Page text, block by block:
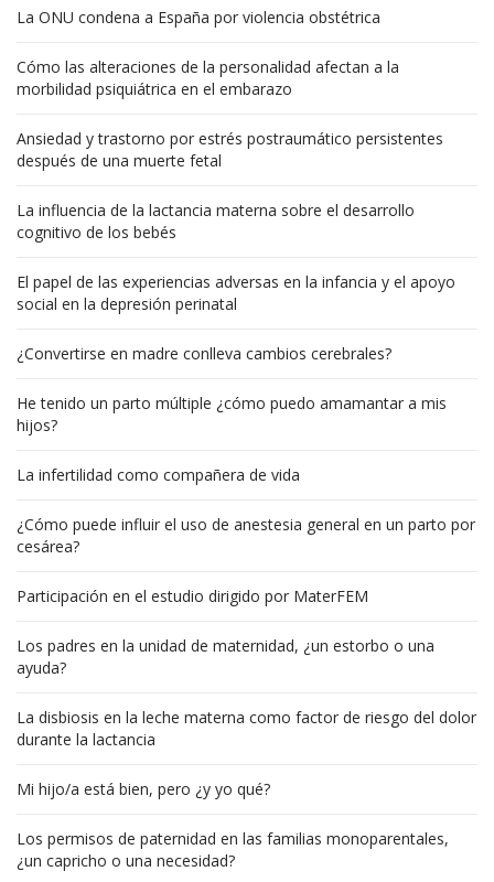
La ONU condena a España por violencia obstétrica
Cómo las alteraciones de la personalidad afectan a la
morbilidad psiquiátrica en el embarazo
Ansiedad y trastorno por estrés postraumático persistentes
después de una muerte fetal
La influencia de la lactancia materna sobre el desarrollo
cognitivo de los bebés
El papel de las experiencias adversas en la infancia y el apoyo
social en la depresión perinatal
¿Convertirse en madre conlleva cambios cerebrales?
He tenido un parto múltiple ¿cómo puedo amamantar a mis
hijos?
La infertilidad como compañera de vida
¿Cómo puede influir el uso de anestesia general en un parto por
cesárea?
Participación en el estudio dirigido por MaterFEM
Los padres en la unidad de maternidad, ¿un estorbo o una
ayuda?
La disbiosis en la leche materna como factor de riesgo del dolor
durante la lactancia
Mi hijo/a está bien, pero ¿y yo qué?
Los permisos de paternidad en las familias monoparentales,
¿un capricho o una necesidad?